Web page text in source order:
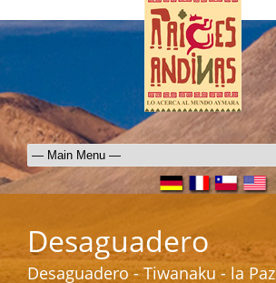
Desaguadero
Desaguadero - Tiwanaku - la Paz